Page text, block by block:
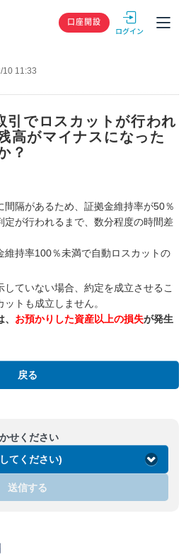
GMOクリック
口座開設
10 11:33
引でロスカットが行われ
高がマイナスになった
？
間隔があるため、証拠金維持率が50％
定が行われるまで、数分程度の時間差
持率100％未満で自動ロスカットの
していない場合、約定を成立させるこ
トも成立しません。
お預かりした資産以上の損失が発生
戻る
せください
てください)
送信する